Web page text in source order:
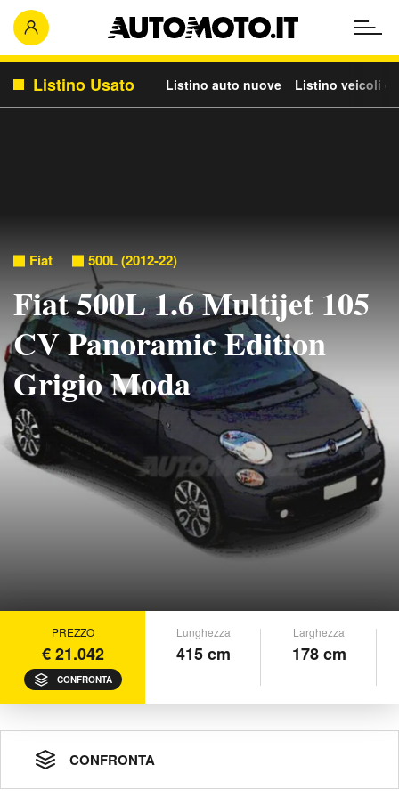
Listino Usato Listino auto nuove Listino veicoli
Fiat 500L (2012-22)
Fiat 500L 1.6 Multijet 105
CV Panoramic Edition
Grigio Moda
PREZZO
€ 21.042
CONFRONTA
Lunghezza
415 cm
Larghezza
178 cm
CONFRONTA